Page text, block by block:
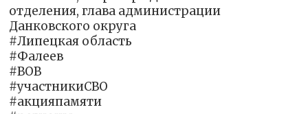
отделения, глава администрации
Данковского округа
#Липецкая область
#Фалеев
#ВОВ
#участникиСВО
#акцияпамяти